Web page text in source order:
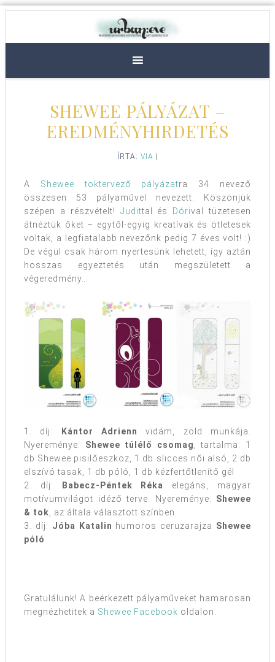
SHEWEE PÁLYÁZAT –
EREDMÉNYHIRDETÉS
ÍRTA: VIA
A Shewee toktervező pályázatra 34 nevező
összesen 53 pályaművel nevezett. Köszönjük
szépen a részvételt! Judittal és Dórival tüzetesen
átnéztük őket – egytől-egyig kreatívak és ötletesek
voltak, a legfiatalabb nevezőnk pedig 7 éves volt! :)
De végül csak három nyertesünk lehetett, így aztán
hosszas egyeztetés után megszületett a
végeredmény…
1. díj: Kántor Adrienn
vidám, zöld munkája.
Nyereménye: Shewee túlélő csomag, tartalma: 1
db Shewee pisilőeszköz, 1 db slicces női alsó, 2 db
elszívó tasak, 1 db póló, 1 db kézfertőtlenítő gél
2. díj:
Babecz-Péntek Réka
elegáns, magyar
motívumvilágot idéző terve. Nyereménye: Shewee
& tok, az általa választott színben.
3. díj: Jóba Katalin humoros ceruzarajza Shewee
póló
Gratulálunk! A beérkezett pályaműveket hamarosan
megnézhetitek a Shewee Facebook oldalon.